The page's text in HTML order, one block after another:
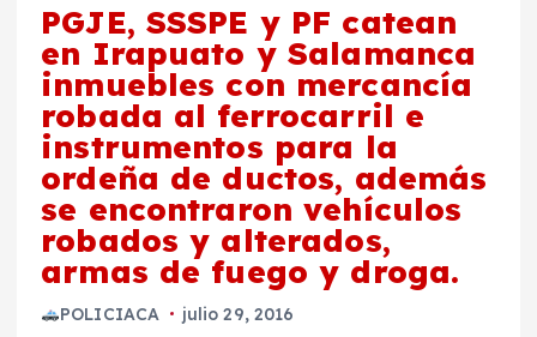
PGJE, SSSPE y PF catean
en Irapuato y Salamanca
inmuebles con mercancía
robada al ferrocarril e
instrumentos para la
ordeña de ductos, además
se encontraron vehículos
robados y alterados,
armas de fuego y droga.
POLICIACA julio 29, 2016